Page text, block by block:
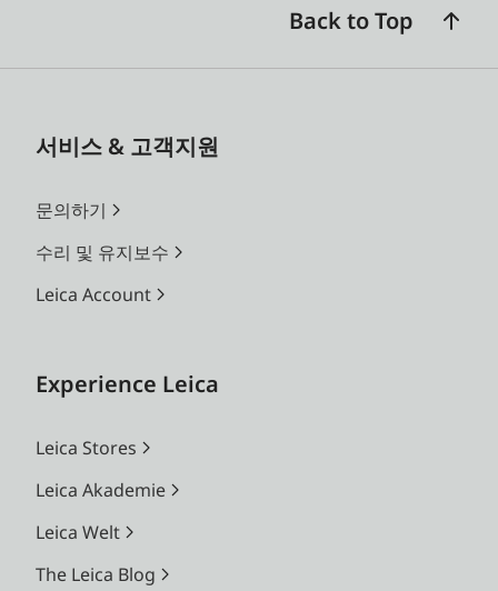
Back to Top
서비스 & 고객지원
문의하기
수리 및 유지보수
Leica Account
Experience Leica
Leica Stores
Leica Akademie
Leica Welt
The Leica Blog